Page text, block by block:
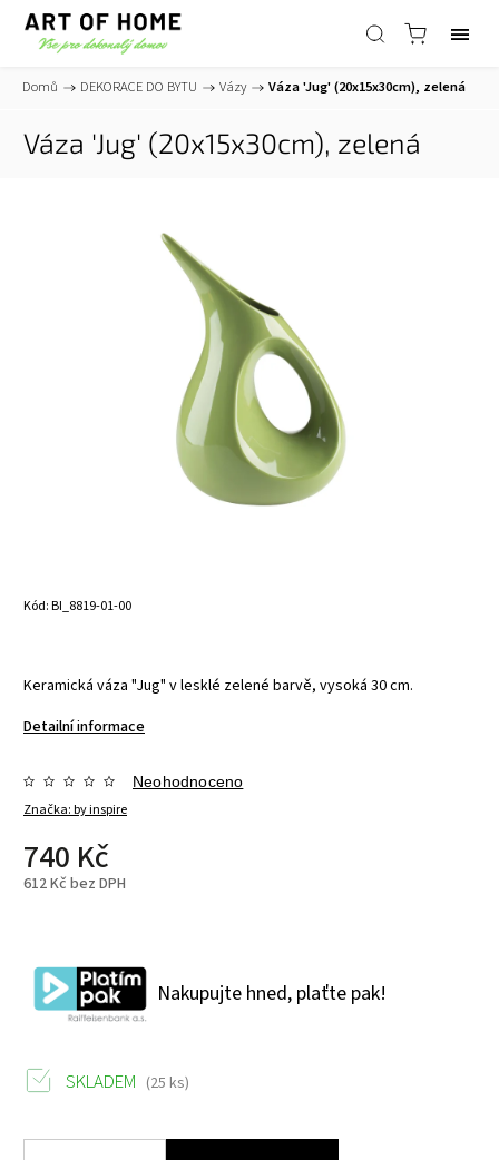
Domů / DEKORACE DO BYTU / Vázy / Váza 'Jug' (20x15x30cm), zelená
Váza 'Jug' (20x15x30cm), zelená
Kód:BI_8819-01-00
Keramická váza "Jug" v lesklé zelené barvě, vysoká 30 cm.
Detailní informace
Značka:by inspire
Neohodnoceno
740 Kč
612 Kč bez DPH
Nakupujte hned, plaťte pak!
SKLADEM (25 ks)